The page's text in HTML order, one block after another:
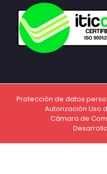
Protección de datos
Autorización Uso
Cámara de